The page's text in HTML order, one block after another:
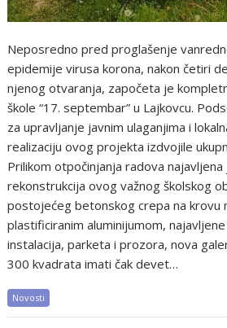
Neposredno pred proglašenje
epidemije virusa korona, nakon četiri
njenog otvaranja, započeta je
škole “17. septembar” u Lajkovcu.
za upravljanje javnim ulaganjima i
realizaciju ovog projekta izdvojile
Prilikom otpočinjanja radova
rekonstrukcija ovog važnog školskog
postojećeg betonskog crepa na krovu
plastificiranim aluminijumom,
instalacija, parketa i prozora, nova
300 kvadrata imati čak devet…
Novosti